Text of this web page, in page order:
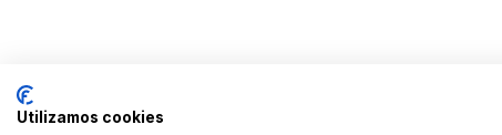
Utilizamos cookies